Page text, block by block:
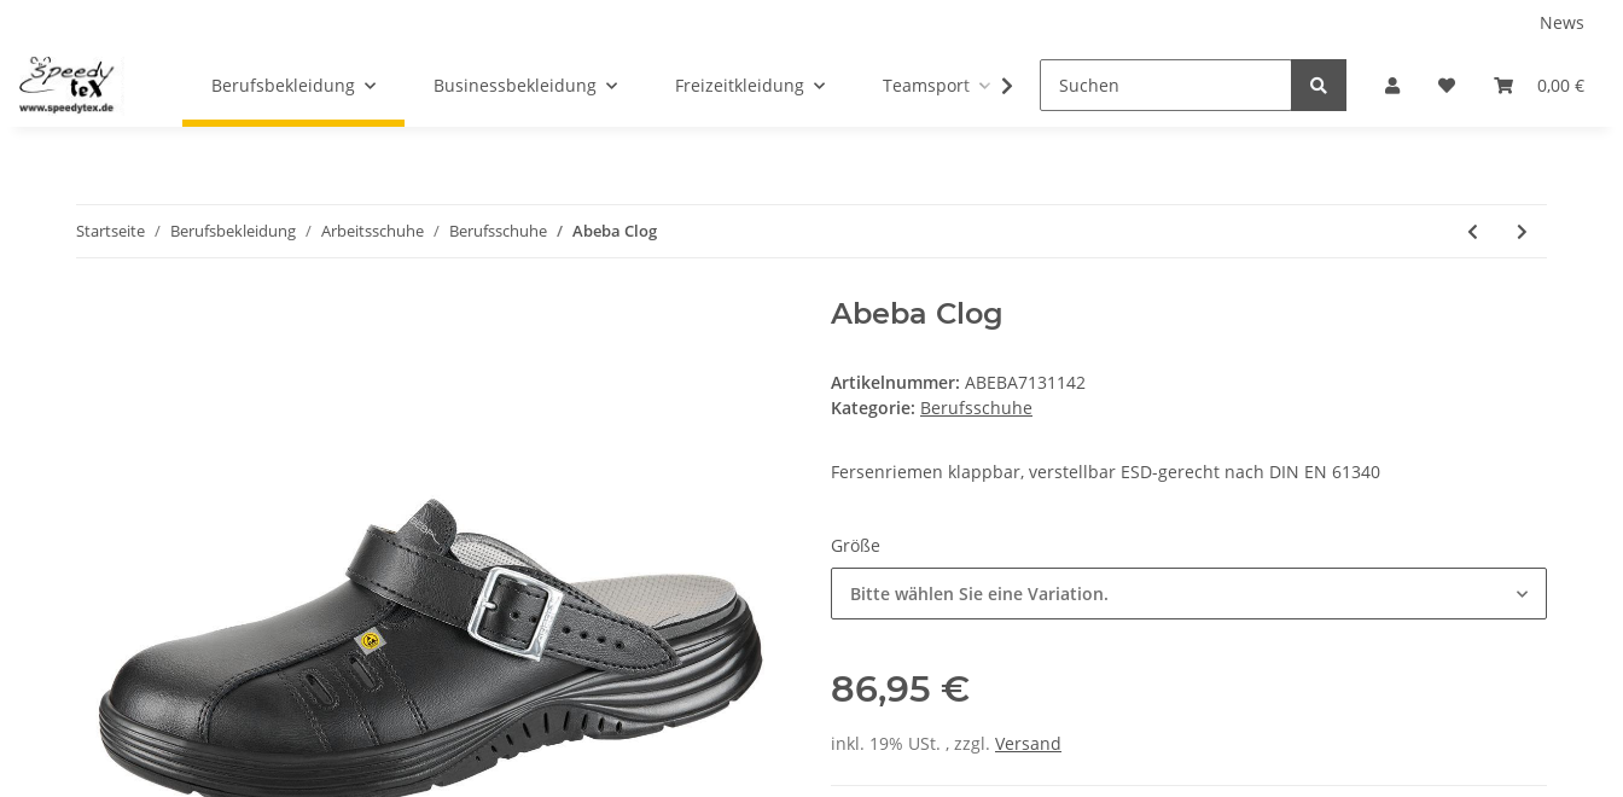
News
0,00 €
Berufsbekleidung Businessbekleidung Freizeitkleidung Teamsport Partnershops
Startseite Berufsbekleidung Arbeitsschuhe Berufsschuhe Abeba Clog
Abeba Clog
Artikelnummer: ABEBA7131142
Kategorie: Berufsschuhe
Fersenriemen klappbar, verstellbar ESD-gerecht nach DIN EN 61340
Größe
Bitte wählen Sie eine Variation.
86,95 €
inkl. 19% USt. , zzgl. Versand